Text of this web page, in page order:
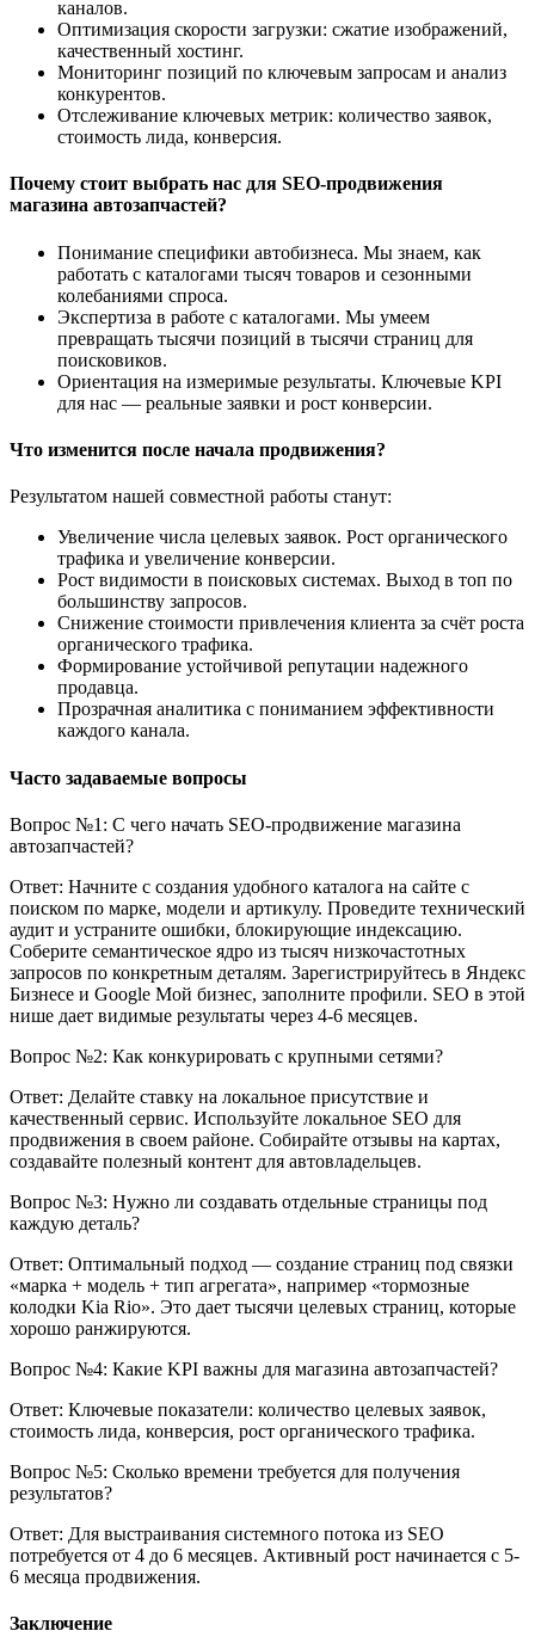
каналов.
Оптимизация скорости загрузки: сжатие изображений,
качественный хостинг.
Мониторинг позиций по ключевым запросам и анализ
конкурентов.
Отслеживание ключевых метрик: количество заявок,
стоимость лида, конверсия.
Почему стоит выбрать нас для SEO-продвижения
магазина автозапчастей?
Понимание специфики автобизнеса. Мы знаем, как
работать с каталогами тысяч товаров и сезонными
колебаниями спроса.
Экспертиза в работе с каталогами. Мы умеем
превращать тысячи позиций в тысячи страниц для
поисковиков.
Ориентация на измеримые результаты. Ключевые KPI
для нас — реальные заявки и рост конверсии.
Что изменится после начала продвижения?
Результатом нашей совместной работы станут:
Увеличение числа целевых заявок. Рост органического
трафика и увеличение конверсии.
Рост видимости в поисковых системах. Выход в топ по
большинству запросов.
Снижение стоимости привлечения клиента за счёт роста
органического трафика.
Формирование устойчивой репутации надежного
продавца.
Прозрачная аналитика с пониманием эффективности
каждого канала.
Часто задаваемые вопросы
Вопрос №1: С чего начать SEO-продвижение магазина
автозапчастей?
Ответ: Начните с создания удобного каталога на сайте с
поиском по марке, модели и артикулу. Проведите технический
аудит и устраните ошибки, блокирующие индексацию.
Соберите семантическое ядро из тысяч низкочастотных
запросов по конкретным деталям. Зарегистрируйтесь в Яндекс
Бизнесе и Google Мой бизнес, заполните профили. SEO в этой
нише дает видимые результаты через 4-6 месяцев.
Вопрос №2: Как конкурировать с крупными сетями?
Ответ: Делайте ставку на локальное присутствие и
качественный сервис. Используйте локальное SEO для
продвижения в своем районе. Собирайте отзывы на картах,
создавайте полезный контент для автовладельцев.
Вопрос №3: Нужно ли создавать отдельные страницы под
каждую деталь?
Ответ: Оптимальный подход — создание страниц под связки
«марка + модель + тип агрегата», например «тормозные
колодки Kia Rio». Это дает тысячи целевых страниц, которые
хорошо ранжируются.
Вопрос №4: Какие KPI важны для магазина автозапчастей?
Ответ: Ключевые показатели: количество целевых заявок,
стоимость лида, конверсия, рост органического трафика.
Вопрос №5: Сколько времени требуется для получения
результатов?
Ответ: Для выстраивания системного потока из SEO
потребуется от 4 до 6 месяцев. Активный рост начинается с 5-
6 месяца продвижения.
Заключение